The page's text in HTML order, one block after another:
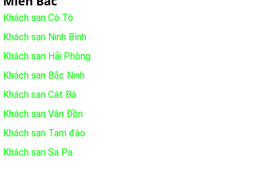
Khách sạn Cô Tô
Khách sạn Ninh Bình
Khách sạn Hải Phòng
Khách sạn Bắc Ninh
Khách sạn Cát Bà
Khách sạn Vân Đồn
Khách sạn Tam đào
Khách sạn Sa Pa